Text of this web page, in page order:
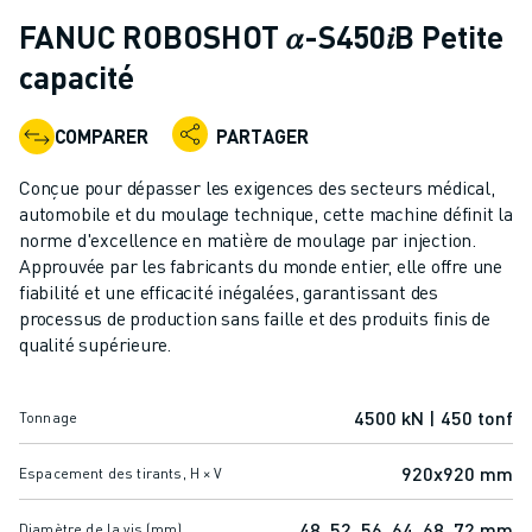
ROBOTS COLLABORATIFS
GAMME DE ROBOTS
ACCESSOIRES POUR ROBOTS
LOGICIEL DE SIMULATION
PRODUITS DE ROBOTIQUE ÉDUCATIVE
AUTOMATISATION DES ROBOTS
ROBOTS DE SOUDAGE À L'ARC
ROBOTS ARTICULÉS
SÉRIE ARC MATE
ROBOTS DELTA
ROBOTS POUR L'ALIMENTATION ET LES SALLES BLANCHES
ROBOTS DE PEINTURE
FANUC ROBOSHOT 𝛼-S450𝑖B Petite
capacité
COMPARER PARTAGER
Conçue pour dépasser les exigences des secteurs médical,
automobile et du moulage technique, cette machine définit la
norme d'excellence en matière de moulage par injection.
Approuvée par les fabricants du monde entier, elle offre une
fiabilité et une efficacité inégalées, garantissant des
processus de production sans faille et des produits finis de
qualité supérieure.
Tonnage 4500 kN | 450 tonf
Espacement des tirants, H × V 920x920 mm